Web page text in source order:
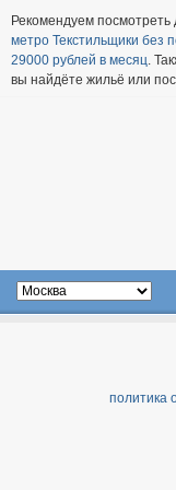
Рекомендуем
метро Текстильщики без
29000 рублей в месяц.
вы найдёте жильё или
политика